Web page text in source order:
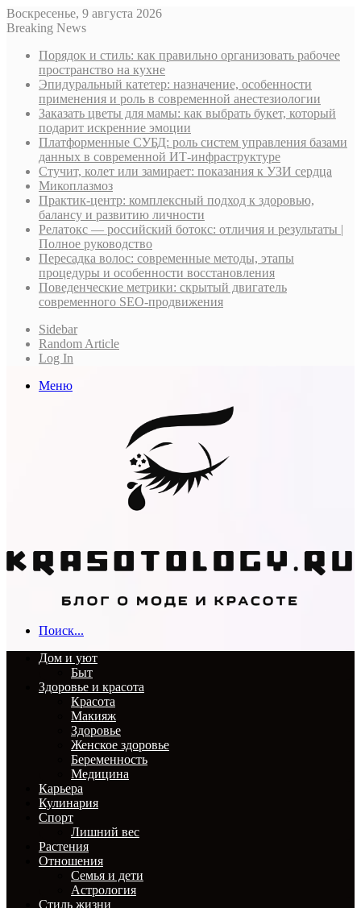
Воскресенье, 9 августа 2026
Breaking News
Порядок и стиль: как правильно организовать рабочее
пространство на кухне
Эпидуральный катетер: назначение, особенности
применения и роль в современной анестезиологии
Заказать цветы для мамы: как выбрать букет, который
подарит искренние эмоции
Платформенные СУБД: роль систем управления базами
данных в современной ИТ-инфраструктуре
Стучит, колет или замирает: показания к УЗИ сердца
Микоплазмоз
Практик-центр: комплексный подход к здоровью,
балансу и развитию личности
Релатокс — российский ботокс: отличия и результаты |
Полное руководство
Пересадка волос: современные методы, этапы
процедуры и особенности восстановления
Поведенческие метрики: скрытый двигатель
современного SEO-продвижения
Sidebar
Random Article
Log In
Меню
Поиск...
Дом и уют
Быт
Здоровье и красота
Красота
Макияж
Здоровье
Женское здоровье
Беременность
Медицина
Карьера
Кулинария
Спорт
Лишний вес
Растения
Отношения
Семья и дети
Астрология
Стиль жизни